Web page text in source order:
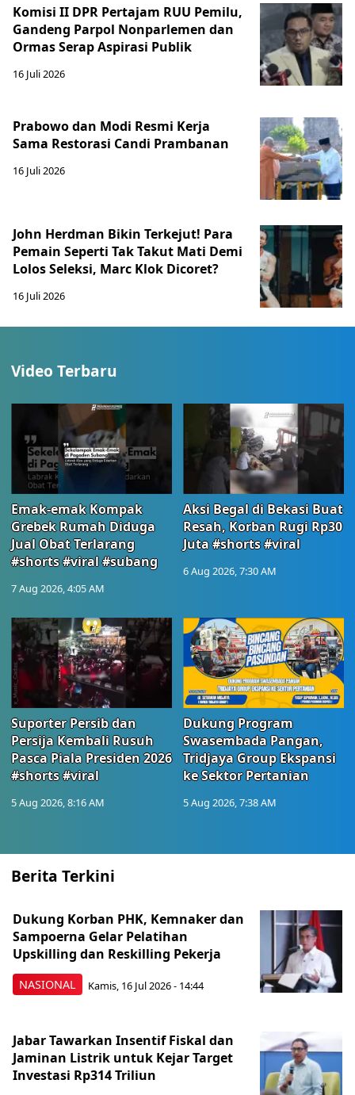
Komisi II DPR Pertajam RUU Pemilu,
Gandeng Parpol Nonparlemen dan
Ormas Serap Aspirasi Publik
16 Juli 2026
Prabowo dan Modi Resmi Kerja
Sama Restorasi Candi Prambanan
16 Juli 2026
John Herdman Bikin Terkejut! Para
Pemain Seperti Tak Takut Mati Demi
Lolos Seleksi, Marc Klok Dicoret?
16 Juli 2026
Video Terbaru
Emak-emak Kompak
Grebek Rumah Diduga
Jual Obat Terlarang
#shorts #viral #subang
7 Aug 2026, 4:05 AM
Aksi Begal di Bekasi Buat
Resah, Korban Rugi Rp30
Juta #shorts #viral
6 Aug 2026, 7:30 AM
Suporter Persib dan
Persija Kembali Rusuh
Pasca Piala Presiden 2026
#shorts #viral
5 Aug 2026, 8:16 AM
Dukung Program
Swasembada Pangan,
Tridjaya Group Ekspansi
ke Sektor Pertanian
5 Aug 2026, 7:38 AM
Berita Terkini
NASIONAL
Dukung Korban PHK, Kemnaker dan
Sampoerna Gelar Pelatihan
Upskilling dan Reskilling Pekerja
Kamis, 16 Jul 2026 - 14:44
Jabar Tawarkan Insentif Fiskal dan
Jaminan Listrik untuk Kejar Target
Investasi Rp314 Triliun